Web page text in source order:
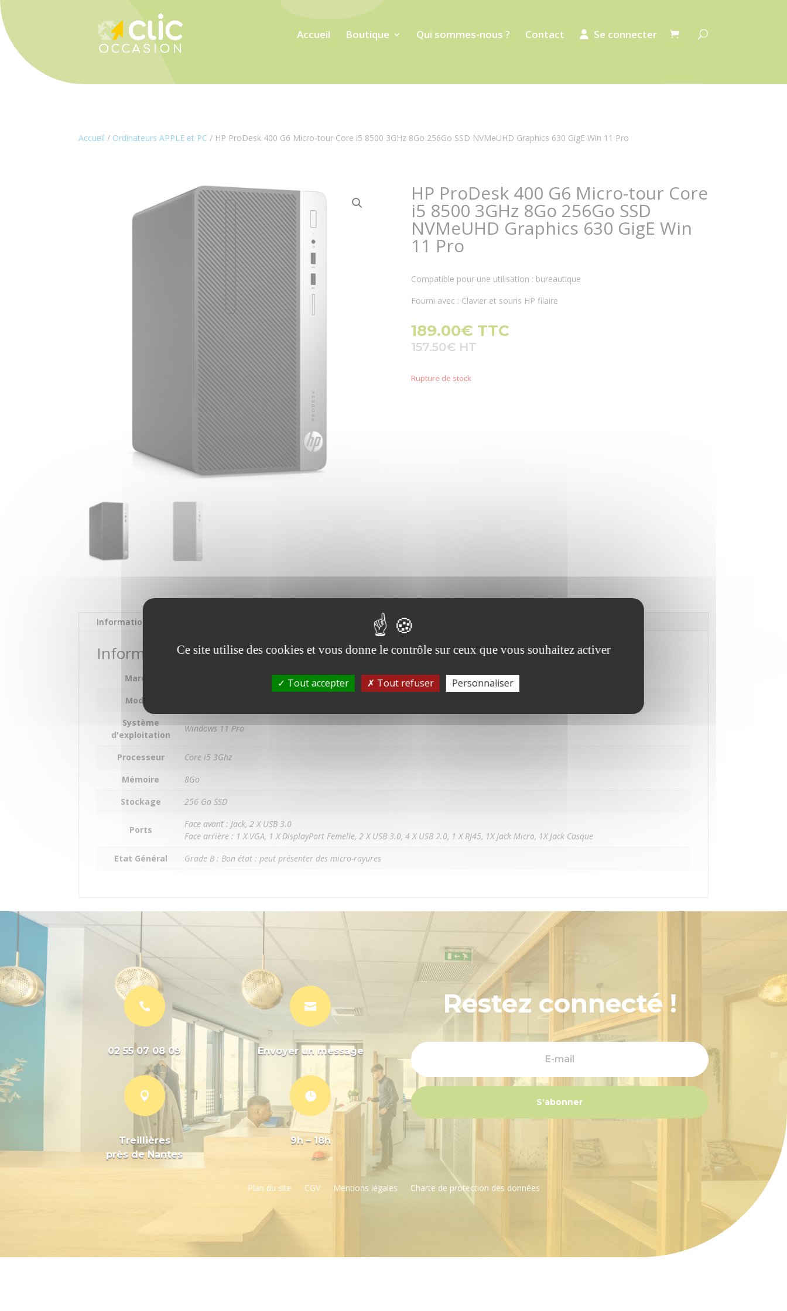
Accueil Boutique Qui sommes-nous ? Contact Se connecter
Accueil / Ordinateurs APPLE et PC / HP ProDesk 400 G6 Micro-tour Core i5 8500 3GHz 8Go 256Go SSD NVMeUHD Graphics 630 GigE Win 11 Pro
HP ProDesk 400 G6 Micro-tour Core
i5 8500 3GHz 8Go 256Go SSD
NVMeUHD Graphics 630 GigE Win
11 Pro
Compatible pour une utilisation : bureautique
Fourni avec : Clavier et souris HP filaire
189.00€ TTC
157.50€
Rupture de stock
Informations complémentaires
Informations complémentaires
Marque
Modèle
Système
d'exploitation
Windows 11 Pro
Processeur
Core i5 3Ghz
Mémoire
8Go
Stockage
256 Go SSD
Ports
Face avant : Jack, 2 X USB 3.0
Face arrière : 1 X VGA, 1 X DisplayPort Femelle, 2 X USB 3.0, 4 X USB 2.0, 1 X RJ45, 1X Jack Micro, 1X Jack Casque
Etat Général
Grade B : Bon état : peut présenter des micro-rayures

02 55 07 08 09

Treillières
près de Nantes

Envoyer un message

9h – 18h
Restez connecté !
S'abonner
Plan du site CGV Mentions légales Charte de protection des données
Panneau de gestion des cookies
Ce site utilise des cookies et vous donne le contrôle sur ceux que vous souhaitez activer
Tout accepter Tout refuser Personnaliser